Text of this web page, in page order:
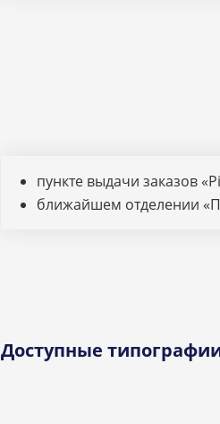
пункте выдачи заказов
ближайшем отделении
Доступные